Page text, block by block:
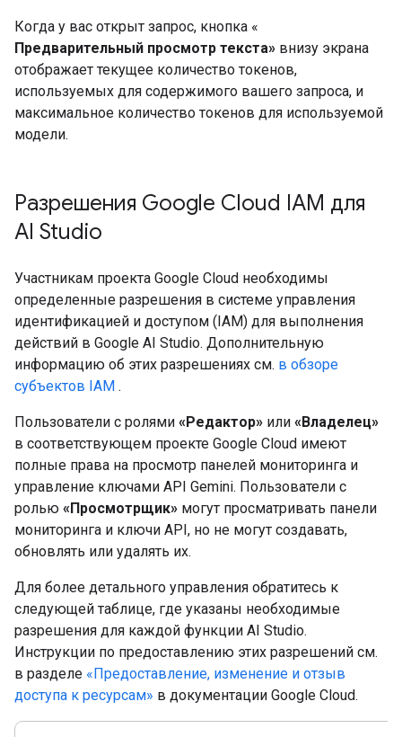
Когда у вас открыт запрос, кнопка «
Предварительный просмотр текста» внизу экрана
отображает текущее количество токенов,
используемых для содержимого вашего запроса, и
максимальное количество токенов для используемой
модели.
Разрешения Google Cloud IAM для
AI Studio
Участникам проекта Google Cloud необходимы
определенные разрешения в системе управления
идентификацией и доступом (IAM) для выполнения
действий в Google AI Studio. Дополнительную
информацию об этих разрешениях см. в обзоре
субъектов IAM .
Пользователи с ролями «Редактор» или «Владелец»
в соответствующем проекте Google Cloud имеют
полные права на просмотр панелей мониторинга и
управление ключами API Gemini. Пользователи с
ролью «Просмотрщик» могут просматривать панели
мониторинга и ключи API, но не могут создавать,
обновлять или удалять их.
Для более детального управления обратитесь к
следующей таблице, где указаны необходимые
разрешения для каждой функции AI Studio.
Инструкции по предоставлению этих разрешений см.
в разделе «Предоставление, изменение и отзыв
доступа к ресурсам» в документации Google Cloud.